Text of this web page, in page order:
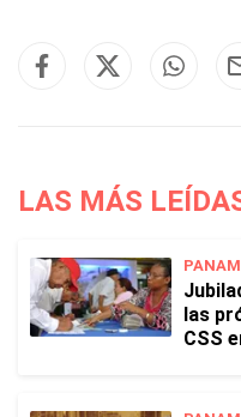
LAS MÁS
las
CSS